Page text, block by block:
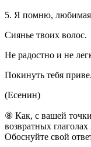
5. Я помню,
Сиянье твоих волос.
Не радостно и не
Покинуть тебя
(Есенин)
⑧ Как, с вашей
возвратных
Обоснуйте свой